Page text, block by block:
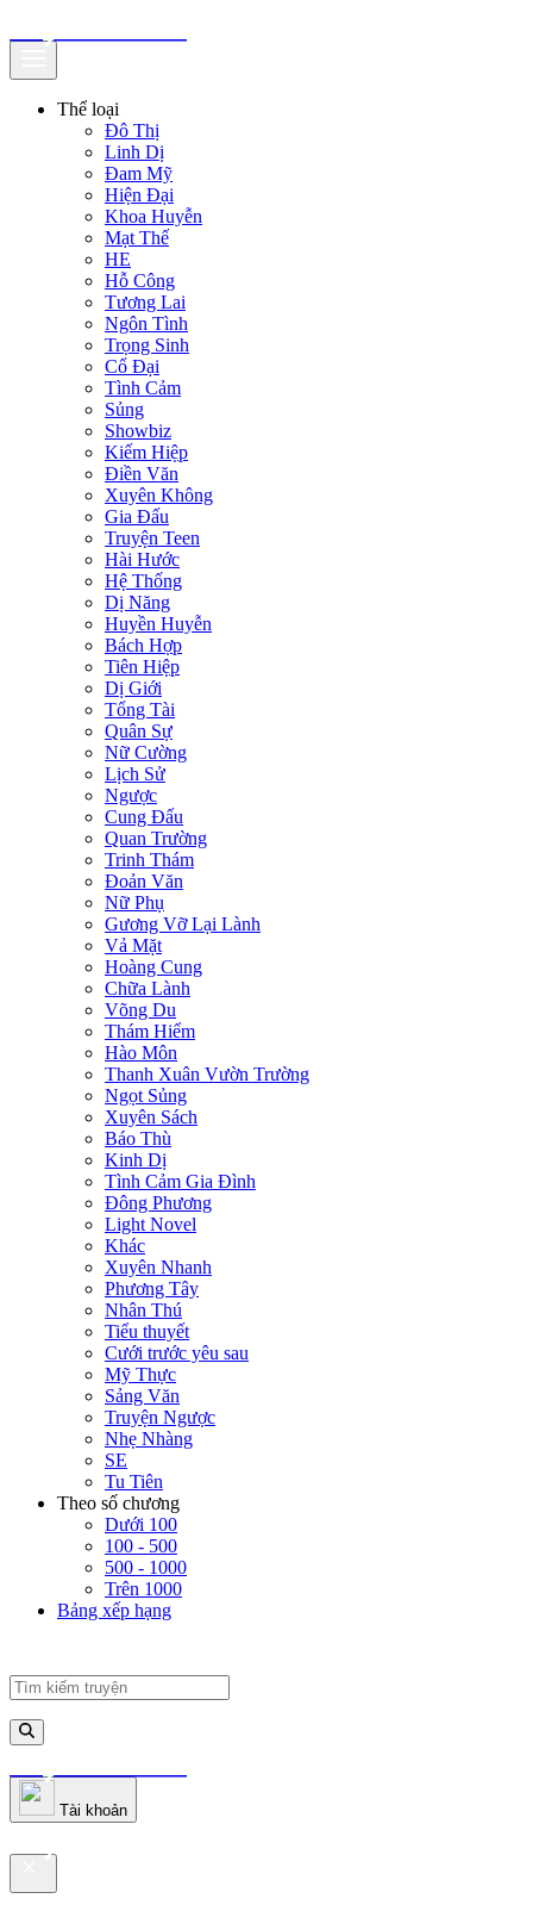
Thể loại
Đô Thị
Linh Dị
Đam Mỹ
Hiện Đại
Khoa Huyễn
Mạt Thế
HE
Hỗ Công
Tương Lai
Ngôn Tình
Trọng Sinh
Cổ Đại
Tình Cảm
Sủng
Showbiz
Kiếm Hiệp
Điền Văn
Xuyên Không
Gia Đấu
Truyện Teen
Hài Hước
Hệ Thống
Dị Năng
Huyền Huyễn
Bách Hợp
Tiên Hiệp
Dị Giới
Tổng Tài
Quân Sự
Nữ Cường
Lịch Sử
Ngược
Cung Đấu
Quan Trường
Trinh Thám
Đoản Văn
Nữ Phụ
Gương Vỡ Lại Lành
Vả Mặt
Hoàng Cung
Chữa Lành
Võng Du
Thám Hiểm
Hào Môn
Thanh Xuân Vườn Trường
Ngọt Sủng
Xuyên Sách
Báo Thù
Kinh Dị
Tình Cảm Gia Đình
Đông Phương
Light Novel
Khác
Xuyên Nhanh
Phương Tây
Nhân Thú
Tiểu thuyết
Cưới trước yêu sau
Mỹ Thực
Sảng Văn
Truyện Ngược
Nhẹ Nhàng
SE
Tu Tiên
Theo số chương
Dưới 100
100 - 500
500 - 1000
Trên 1000
Bảng xếp hạng
truyenfullz.com
Tài khoản
truyenfullz.com